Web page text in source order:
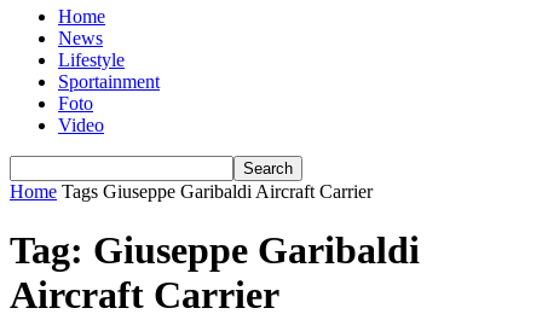
Home
News
Lifestyle
Sportainment
Foto
Video
Home Tags Giuseppe Garibaldi Aircraft Carrier
Tag: Giuseppe Garibaldi
Aircraft Carrier